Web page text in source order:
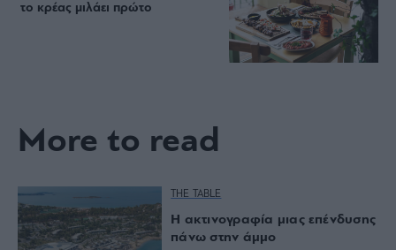
το κρέας μιλάει πρώτο
More to read
THE TABLE
Η ακτινογραφία μιας επένδυσης
πάνω στην άμμο